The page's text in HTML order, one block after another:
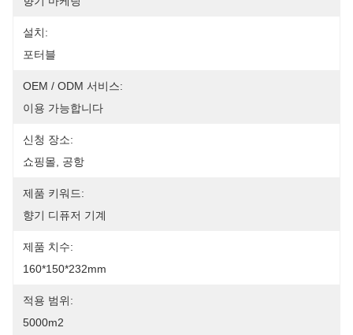
설치:
포터블
OEM / ODM 서비스:
이용 가능합니다
신청 장소:
쇼핑몰, 공항
제품 키워드:
향기 디퓨저 기계
제품 치수:
160*150*232mm
적용 범위:
5000m2